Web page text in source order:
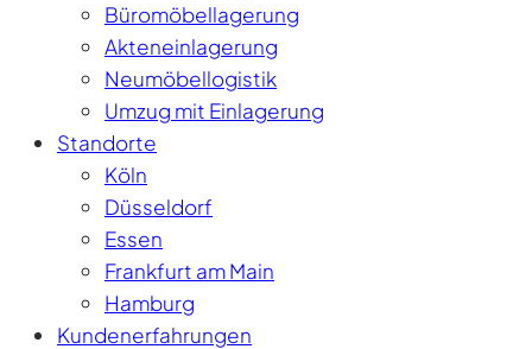
Büromöbellagerung
Akteneinlagerung
Neumöbellogistik
Umzug mit Einlagerung
Standorte
Köln
Düsseldorf
Essen
Frankfurt am Main
Hamburg
Kundenerfahrungen